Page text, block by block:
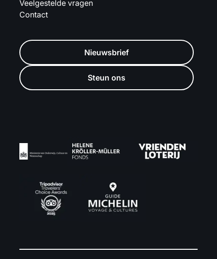
Veelgestelde vragen
Contact
Nieuwsbrief
Steun ons